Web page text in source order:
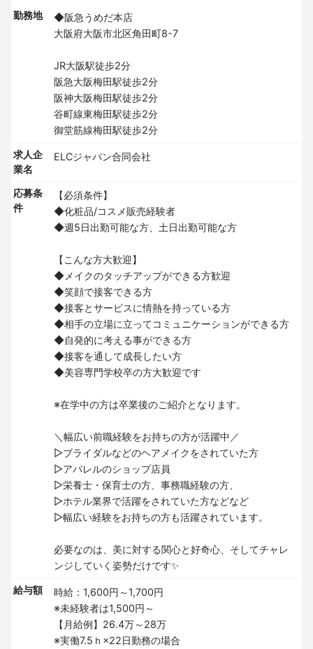
勤務地
◆阪急うめだ本店
大阪府大阪市北区角田町8-7
JR大阪駅徒歩2分
阪急大阪梅田駅徒歩2分
阪神大阪梅田駅徒歩2分
谷町線東梅田駅徒歩2分
御堂筋線梅田駅徒歩2分
求人企
業名
ELCジャパン合同会社
応募条
件
【必須条件】
◆化粧品/コスメ販売経験者
◆週5日出勤可能な方、土日出勤可能な方
【こんな方大歓迎】
◆メイクのタッチアップができる方歓迎
◆笑顔で接客できる方
◆接客とサービスに情熱を持っている方
◆相手の立場に立ってコミュニケーションができる方
◆自発的に考える事ができる方
◆接客を通して成長したい方
◆美容専門学校卒の方大歓迎です
※在学中の方は卒業後のご紹介となります。
＼幅広い前職経験をお持ちの方が活躍中／
▷ブライダルなどのヘアメイクをされていた方
▷アパレルのショップ店員
▷栄養士・保育士の方、事務職経験の方、
▷ホテル業界で活躍をされていた方などなど
▷幅広い経験をお持ちの方も活躍されています。
必要なのは、美に対する関心と好奇心、そしてチャレ
ンジしていく姿勢だけです✨
給与額
時給：1,600円～1,700円
※未経験者は1,500円～
【月給例】26.4万～28万
※実働7.5ｈ×22日勤務の場合